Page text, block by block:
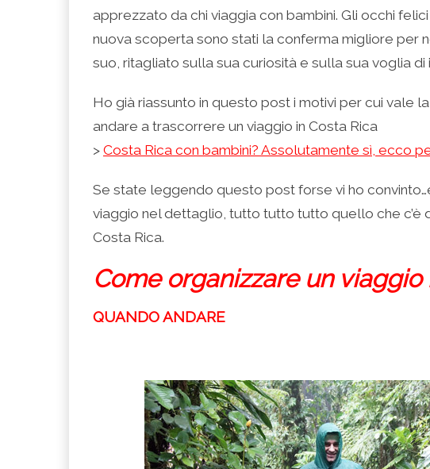
apprezzato da chi viaggia con bambini. Gli occhi
nuova scoperta sono stati la conferma migliore per
suo, ritagliato sulla sua curiosità e sulla sua voglia di
Ho già riassunto in questo post i motivi per cui vale
andare a trascorrere un viaggio in Costa Rica
> Costa Rica con bambini? Assolutamente sì, ecco
Se state leggendo questo post forse vi ho
viaggio nel dettaglio, tutto tutto tutto quello che c’è
Costa Rica.
Come organizzare un viaggio
QUANDO ANDARE